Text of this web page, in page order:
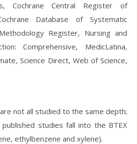
Cochrane Central Register of
Database of Systematic
Register, Nursing and
Comprehensive, MedicLatina,
Science Direct, Web of Science,
not all studied to the same depth;
studies fall into the BTEX
ethylbenzene and xylene).